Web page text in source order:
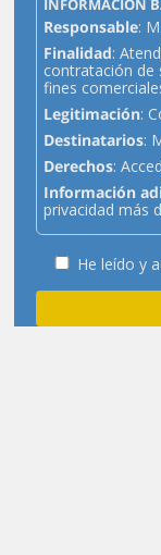
INFORMACIÓN
Responsable:
Finalidad:
contratación de
fines
Legitimación:
Destinatarios:
Derechos:
Información
privacidad más
He leído y